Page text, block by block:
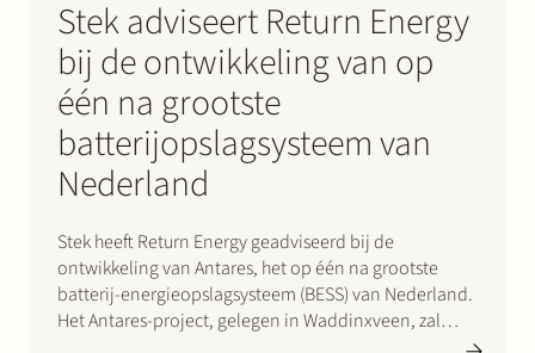
Stek adviseert Return Energy
bij de ontwikkeling van op
één na grootste
batterijopslagsysteem van
Nederland
Stek heeft Return Energy geadviseerd bij de
ontwikkeling van Antares, het op één na grootste
batterij-energieopslagsysteem (BESS) van Nederland.
Het Antares-project, gelegen in Waddinxveen, zal